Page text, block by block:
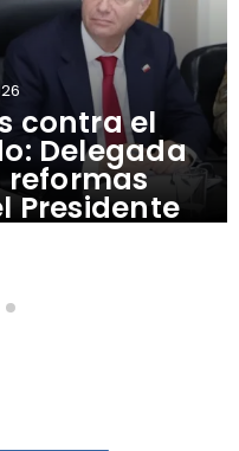
contra el
Delegada
reformas
Presidente
para